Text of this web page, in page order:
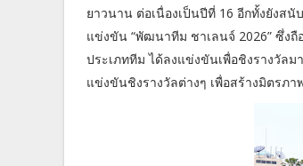
ยาวนาน ต่อเนื่องเป็นปีที่ 16 อีกทั้งยังส
แข่งขัน “พัฒนาทีม ชาเลนจ์ 2026” ซึ่ง
ประเภททีม ได้ลงแข่งขันเพื่อชิงรางวัล
แข่งขันชิงรางวัลต่างๆ เพื่อสร้างมิตรภ